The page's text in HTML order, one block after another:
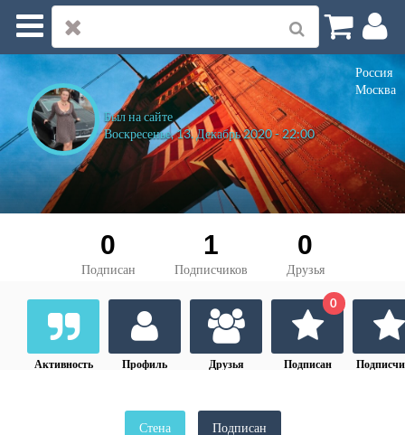
Нам по пути
Моя страница
Профиль
Уведомления
Сообщения
Группы
Россия
Москва
Был на сайте
Воскресенье, 13. Декабрь 2020 - 22:00
0
Подписан
1
Подписчиков
0
Друзья
Активность Профиль Друзья Подписан
0
Стена Подписан